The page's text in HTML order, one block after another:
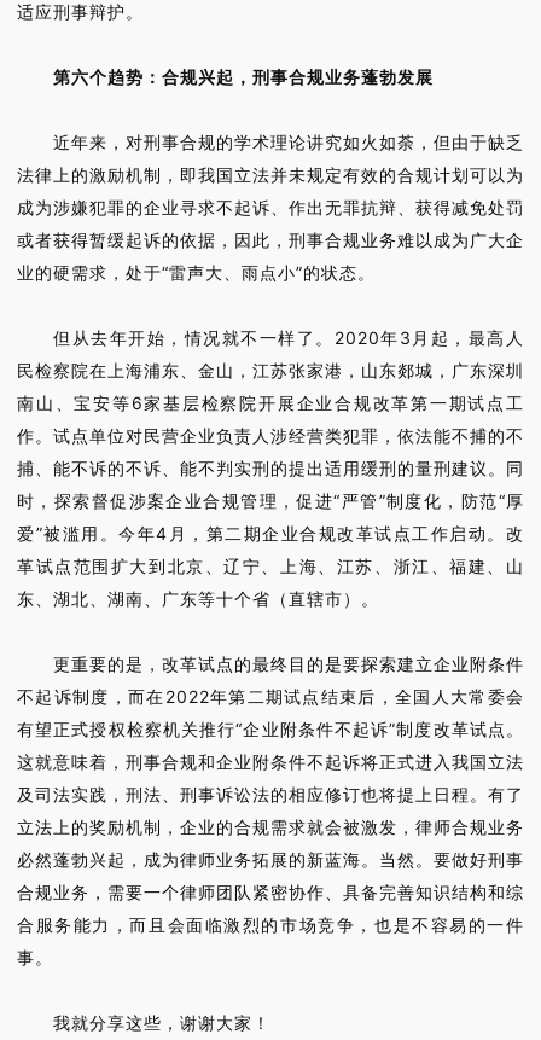
适应刑事辩护。
第六个趋势：合规兴起，刑事合规业务蓬勃发展
近年来，对刑事合规的学术理论讲究如火如荼，但由于缺乏
法律上的激励机制，即我国立法并未规定有效的合规计划可以为
成为涉嫌犯罪的企业寻求不起诉、作出无罪抗辩、获得减免处罚
或者获得暂缓起诉的依据，因此，刑事合规业务难以成为广大企
业的硬需求，处于“雷声大、雨点小”的状态。
但从去年开始，情况就不一样了。2020年3月起，最高人
民检察院在上海浦东、金山，江苏张家港，山东郯城，广东深圳
南山、宝安等6家基层检察院开展企业合规改革第一期试点工
作。试点单位对民营企业负责人涉经营类犯罪，依法能不捕的不
捕、能不诉的不诉、能不判实刑的提出适用缓刑的量刑建议。同
时，探索督促涉案企业合规管理，促进“严管”制度化，防范“厚
爱”被滥用。今年4月，第二期企业合规改革试点工作启动。改
革试点范围扩大到北京、辽宁、上海、江苏、浙江、福建、山
东、湖北、湖南、广东等十个省（直辖市）。
更重要的是，改革试点的最终目的是要探索建立企业附条件
不起诉制度，而在2022年第二期试点结束后，全国人大常委会
有望正式授权检察机关推行“企业附条件不起诉”制度改革试点。
这就意味着，刑事合规和企业附条件不起诉将正式进入我国立法
及司法实践，刑法、刑事诉讼法的相应修订也将提上日程。有了
立法上的奖励机制，企业的合规需求就会被激发，律师合规业务
必然蓬勃兴起，成为律师业务拓展的新蓝海。当然。要做好刑事
合规业务，需要一个律师团队紧密协作、具备完善知识结构和综
合服务能力，而且会面临激烈的市场竞争，也是不容易的一件
事。
我就分享这些，谢谢大家！